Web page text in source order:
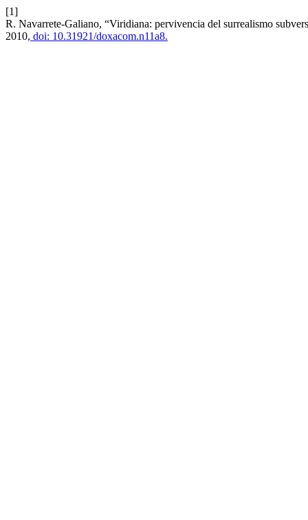
[1]
R. Navarrete-Galiano, “Viridiana: pervivencia del surrealismo
2010, doi: 10.31921/doxacom.n11a8.